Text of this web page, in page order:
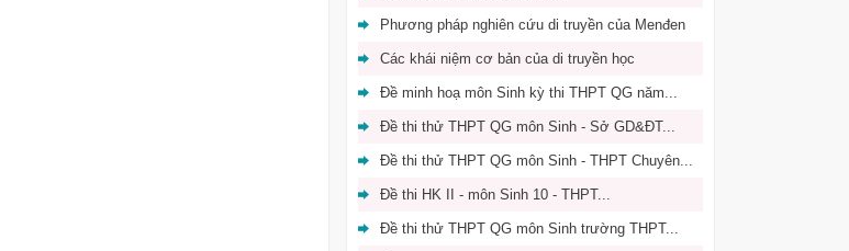
Phương pháp nghiên cứu di truyền của Menđen
Các khái niệm cơ bản của di truyền học
Đề minh hoạ môn Sinh kỳ thi THPT QG năm...
Đề thi thử THPT QG môn Sinh - Sở GD&ĐT...
Đề thi thử THPT QG môn Sinh - THPT Chuyên...
Đề thi HK II - môn Sinh 10 - THPT...
Đề thi thử THPT QG môn Sinh trường THPT...